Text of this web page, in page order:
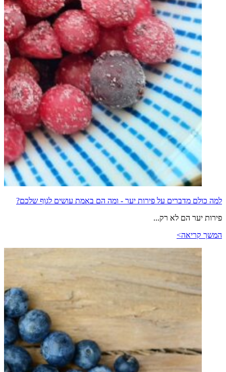
למה כולם מדברים על פירות יער - ומה הם באמת עושים לגוף שלכם?
פירות יער הם לא רק...
המשך קריאה>